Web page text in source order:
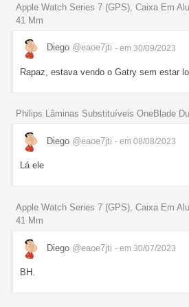
Apple Watch Series 7 (GPS), Caixa Em
41 Mm
Diego @eaoe7jti - em 30/09/2023
Rapaz, estava vendo o Gatry sem estar
Philips Lâminas Substituíveis OneBlade
Diego @eaoe7jti - em 08/08/2023
Lá ele
Apple Watch Series 7 (GPS), Caixa Em
41 Mm
Diego @eaoe7jti - em 30/07/2023
BH.